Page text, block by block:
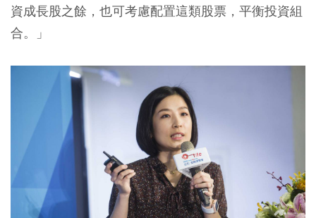
資成長股之餘，也可考慮配置這類股票，平衡投資組
合。」